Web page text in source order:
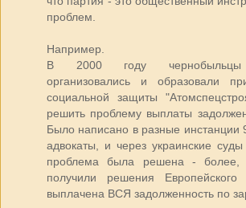
проблем.
Например.
В 2000 году чернобыльцы
организовались и образовали
социальной защиты
решить проблему выплаты
Было написано в разные инстанции
адвокаты, и через украинские
проблема была решена - более,
получили решения
выплачена ВСЯ задолженность по